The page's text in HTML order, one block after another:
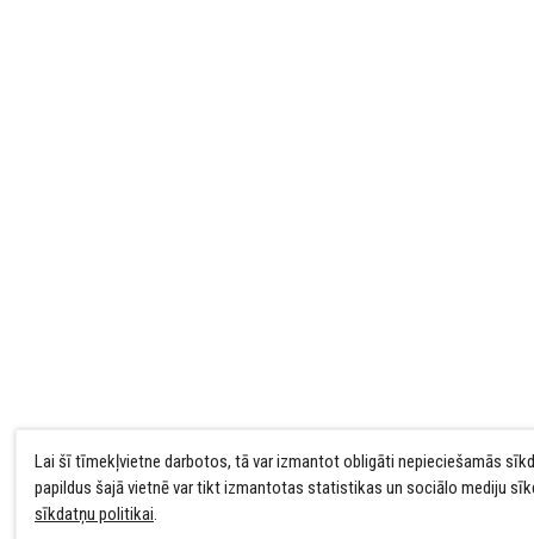
Lai šī tīmekļvietne darbotos, tā var izmantot obligāti nepieciešamās
papildus šajā vietnē var tikt izmantotas statistikas un sociālo mediju
sīkdatņu politikai